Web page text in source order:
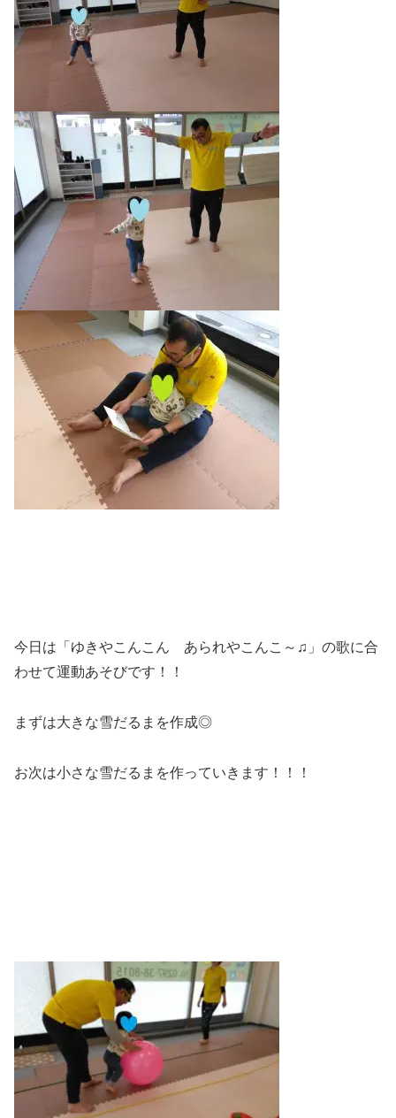
今日は「ゆきやこんこん あられやこんこ～♫」の歌に合
わせて運動あそびです！！
まずは大きな雪だるまを作成◎
お次は小さな雪だるまを作っていきます！！！